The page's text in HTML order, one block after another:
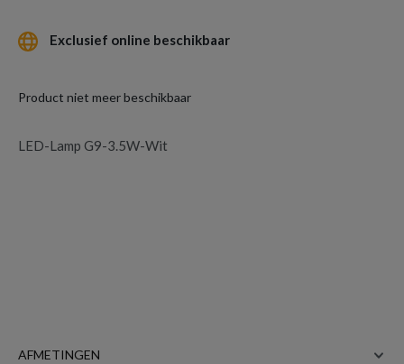
Exclusief online beschikbaar
Product niet meer beschikbaar
LED-Lamp G9-3.5W-Wit
AFMETINGEN